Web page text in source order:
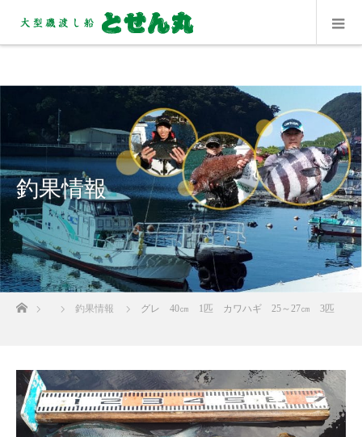
釣果情報
釣果情報 グレ 40㎝ 1匹 カワハギ 25～27㎝ 3匹